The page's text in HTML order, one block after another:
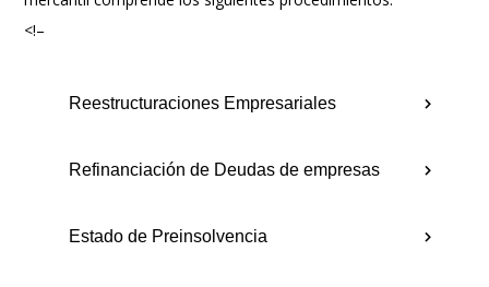
<!–
Reestructuraciones Empresariales
Refinanciación de Deudas de empresas
Estado de Preinsolvencia